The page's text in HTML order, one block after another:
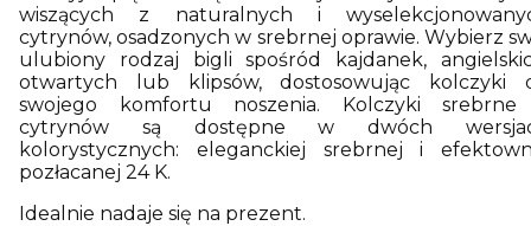
wiszących z naturalnych i
cytrynów, osadzonych w srebrnej oprawie. Wybierz
ulubiony rodzaj bigli spośród kajdanek,
otwartych lub klipsów, dostosowując kolczyki
swojego komfortu noszenia. Kolczyki
cytrynów są dostępne w dwóch
kolorystycznych: eleganckiej srebrnej i
pozłacanej 24 K.
Idealnie nadaje się na prezent.